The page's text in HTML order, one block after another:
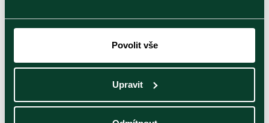
Povolit vše
Upravit
Zelený čaj Černý čaj Bylinný čaj